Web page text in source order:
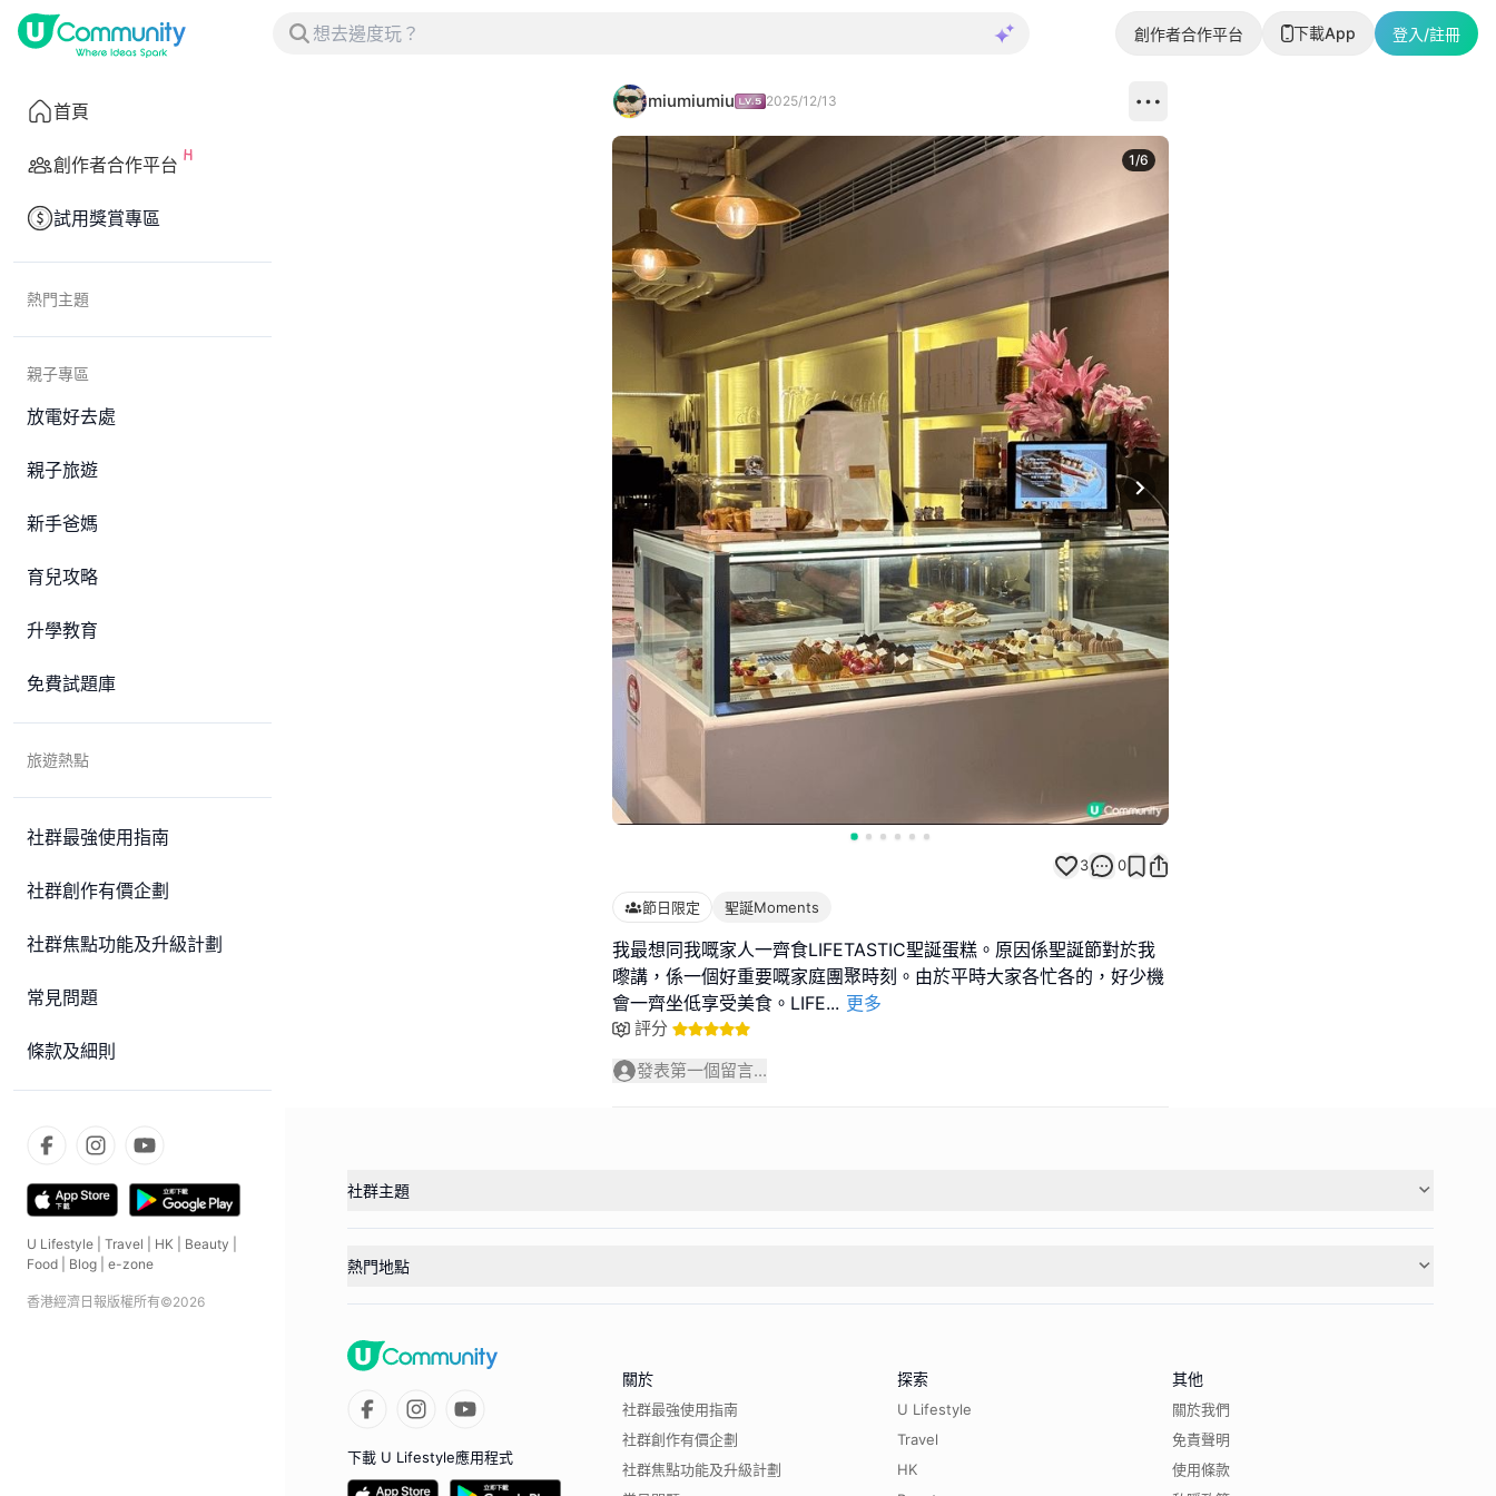
創作者合作平台 下載App 登入/註冊
首頁
創作者合作平台
試用獎賞專區
熱門主題
親子專區
放電好去處
親子旅遊
新手爸媽
育兒攻略
升學教育
免費試題庫
旅遊熱點
社群最強使用指南
社群創作有價企劃
社群焦點功能及升級計劃
常見問題
條款及細則
U Lifestyle Travel HK Beauty
Food
Blog e-zone
香港經濟日報版權所有©2026
miumiumiu 2025/12/13
Next slide
1/6
3 0
節日限定 聖誕Moments
我最想同我嘅家人一齊食LIFETASTIC聖誕蛋糕。原因係聖誕節對於我
嚟講，係一個好重要嘅家庭團聚時刻。由於平時大家各忙各的，好少機
會一齊坐低享受美食。LIFE... 更多
評分
發表第一個留言...
社群主題
熱門地點
下載 U Lifestyle應用程式
關於
社群最強使用指南
社群創作有價企劃
社群焦點功能及升級計劃
探索
U Lifestyle
Travel
HK
其他
關於我們
免責聲明
使用條款